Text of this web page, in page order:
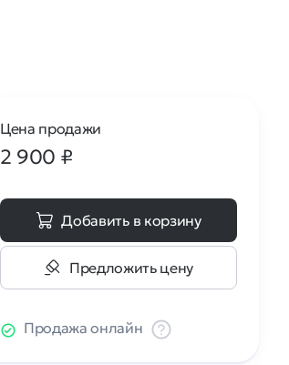
Цена продажи
2 900 ₽
Добавить в корзину
Предложить цену
Продажа онлайн